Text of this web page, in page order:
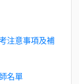
注意事項及補
名單